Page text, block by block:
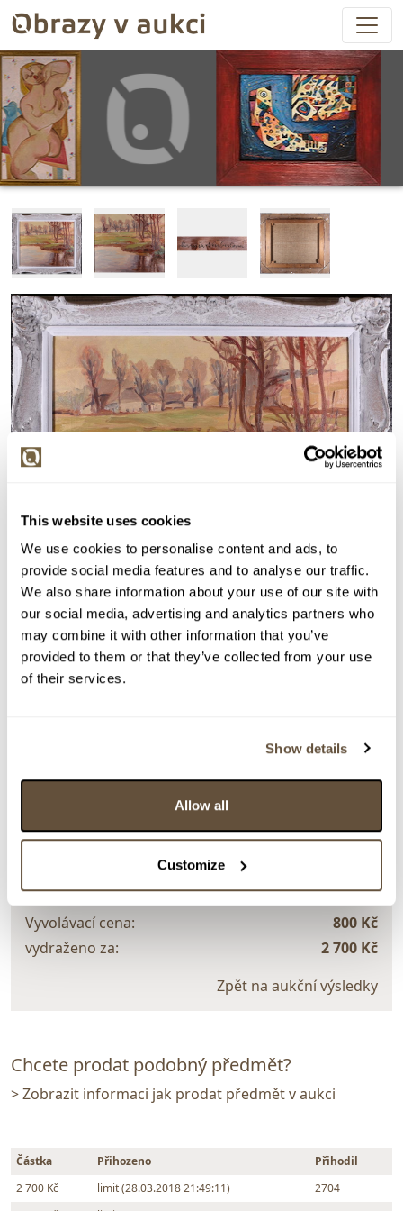
This website uses cookies
We use cookies to personalise content and ads, to
provide social media features and to analyse our traffic.
We also share information about your use of our site with
our social media, advertising and analytics partners who
may combine it with other information that you’ve
provided to them or that they’ve collected from your use
of their services.
Show details
Allow all
Customize
Detail položky
> Zobrazit detail položky a informace o autorovi
> zpět na aukční výsledky
Maryša Neubertová
17351. Stromy u vody
Dražba ukončena:
28.03.2018 21:54:11
Vyvolávací cena:
800 Kč
vydraženo za:
2 700 Kč
Zpět na aukční výsledky
Chcete prodat podobný předmět?
> Zobrazit informaci jak prodat předmět v aukci
Částka Přihozeno
Přihodil
2 700 Kč
limit (28.03.2018 21:49:11)
2704